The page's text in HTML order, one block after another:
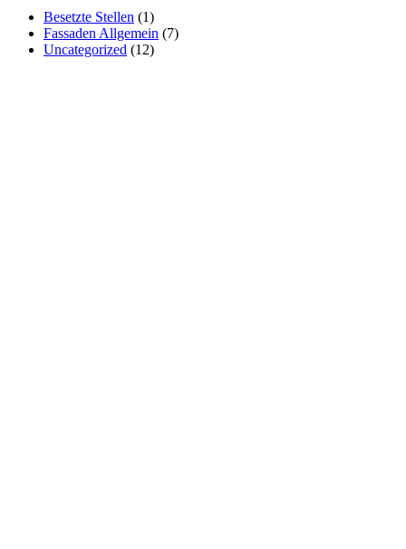
Besetzte Stellen (1)
Fassaden Allgemein (7)
Uncategorized (12)